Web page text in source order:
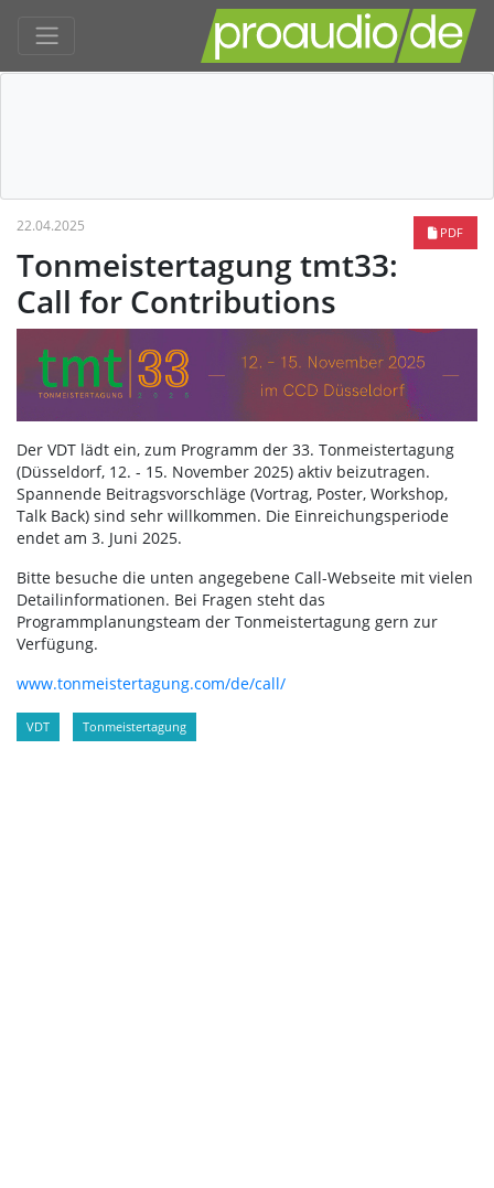
PDF
22.04.2025
Tonmeistertagung tmt33:
Call for Contributions
Der VDT lädt ein, zum Programm der 33. Tonmeistertagung
(Düsseldorf, 12. - 15. November 2025) aktiv beizutragen.
Spannende Beitragsvorschläge (Vortrag, Poster, Workshop,
Talk Back) sind sehr willkommen. Die Einreichungsperiode
endet am 3. Juni 2025.
Bitte besuche die unten angegebene Call-Webseite mit vielen
Detailinformationen. Bei Fragen steht das
Programmplanungsteam der Tonmeistertagung gern zur
Verfügung.
www.tonmeistertagung.com/de/call/
VDT Tonmeistertagung